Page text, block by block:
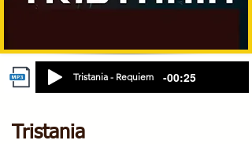
Tristania - Requiem -00:25
Tristania